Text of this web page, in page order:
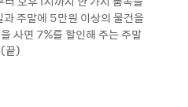
주말에 5만원 이상의 물건을
사면 7%를 할인해 주는 주말
끝)